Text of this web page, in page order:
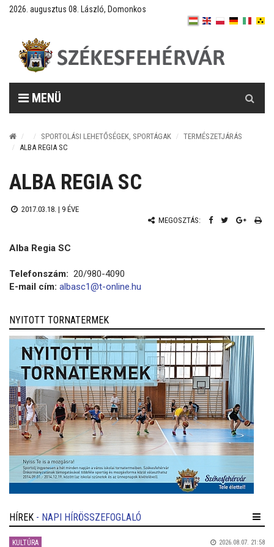
2026. augusztus 08. László, Domonkos
MENÜ
SPORTOLÁSI LEHETŐSÉGEK, SPORTÁGAK
TERMÉSZETJÁRÁS
ALBA REGIA SC
ALBA REGIA SC
2017.03.18. | 9 ÉVE
MEGOSZTÁS:
Alba Regia SC
Telefonszám: 20/980-4090
E-mail cím: albasc1@t-online.hu
NYITOTT TORNATERMEK
HÍREK - NAPI HÍRÖSSZEFOGLALÓ
KULTÚRA 2026.08.07. 21:58